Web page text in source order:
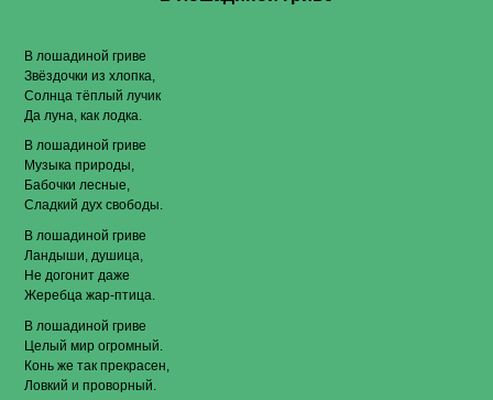
В лошадиной гриве
Звёздочки из хлопка,
Солнца тёплый лучик
Да луна, как лодка.
В лошадиной гриве
Музыка природы,
Бабочки лесные,
Сладкий дух свободы.
В лошадиной гриве
Ландыши, душица,
Не догонит даже
Жеребца жар-птица.
В лошадиной гриве
Целый мир огромный.
Конь же так прекрасен,
Ловкий и проворный.